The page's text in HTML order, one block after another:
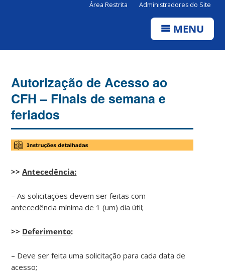
Área Restrita Administradores do Site
MENU
Autorização de Acesso ao
CFH – Finais de semana e
feriados
>>Antecedência:
– As solicitações devem ser feitas com
antecedência mínima de 1 (um) dia útil;
>> Deferimento:
– Deve ser feita uma solicitação para cada data de
acesso;